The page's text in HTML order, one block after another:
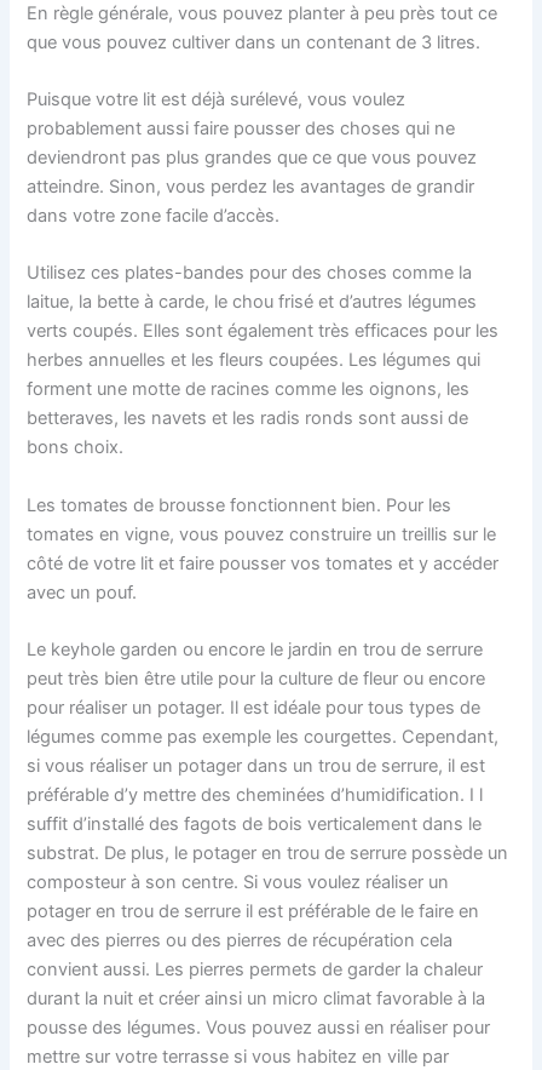
En règle générale, vous pouvez planter à peu près tout ce
que vous pouvez cultiver dans un contenant de 3 litres.
Puisque votre lit est déjà surélevé, vous voulez
probablement aussi faire pousser des choses qui ne
deviendront pas plus grandes que ce que vous pouvez
atteindre. Sinon, vous perdez les avantages de grandir
dans votre zone facile d’accès.
Utilisez ces plates-bandes pour des choses comme la
laitue, la bette à carde, le chou frisé et d’autres légumes
verts coupés. Elles sont également très efficaces pour les
herbes annuelles et les fleurs coupées. Les légumes qui
forment une motte de racines comme les oignons, les
betteraves, les navets et les radis ronds sont aussi de
bons choix.
Les tomates de brousse fonctionnent bien. Pour les
tomates en vigne, vous pouvez construire un treillis sur le
côté de votre lit et faire pousser vos tomates et y accéder
avec un pouf.
Le keyhole garden ou encore le jardin en trou de serrure
peut très bien être utile pour la culture de fleur ou encore
pour réaliser un potager. Il est idéale pour tous types de
légumes comme pas exemple les courgettes. Cependant,
si vous réaliser un potager dans un trou de serrure, il est
préférable d’y mettre des cheminées d’humidification. I l
suffit d’installé des fagots de bois verticalement dans le
substrat. De plus, le potager en trou de serrure possède un
composteur à son centre. Si vous voulez réaliser un
potager en trou de serrure il est préférable de le faire en
avec des pierres ou des pierres de récupération cela
convient aussi. Les pierres permets de garder la chaleur
durant la nuit et créer ainsi un micro climat favorable à la
pousse des légumes. Vous pouvez aussi en réaliser pour
mettre sur votre terrasse si vous habitez en ville par